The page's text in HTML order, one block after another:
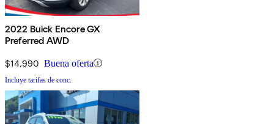
2022 Buick Encore GX
Preferred AWD
$14,990 Buena oferta
Incluye tarifas de conc.